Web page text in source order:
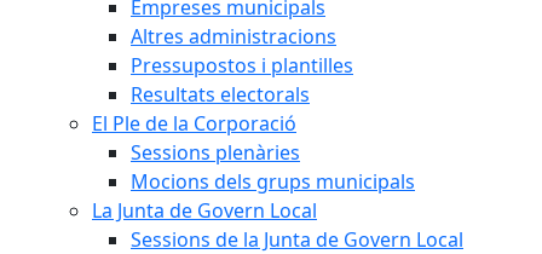
Empreses municipals
Altres administracions
Pressupostos i plantilles
Resultats electorals
El Ple de la Corporació
Sessions plenàries
Mocions dels grups municipals
La Junta de Govern Local
Sessions de la Junta de Govern Local